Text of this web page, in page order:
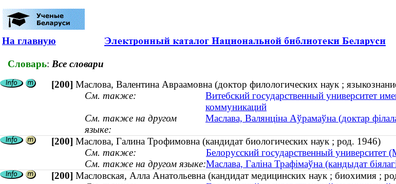
На главную
Словарь: Все словари
[200] Маслова, Валентина Авраамовна (доктор филологических наук ;
См. также:
Витебский государственный университет
коммуникаций
См. также на другом
языке:
Маслава, Валянцiна Аўрамаўна (доктар
[200] Маслова, Галина Трофимовна (кандидат биологических наук ; род. 1946)
См. также:
Белорусский государственный университет
См. также на другом языке:Маслава, Галіна Трафімаўна (кандыдат
[200] Масловская, Алла Анатольевна (кандидат медицинских наук ; биохимия ;